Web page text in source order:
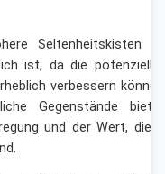
Seltenheitskisten
ist, da die
verbessern
Gegenstände
und der Wert, die